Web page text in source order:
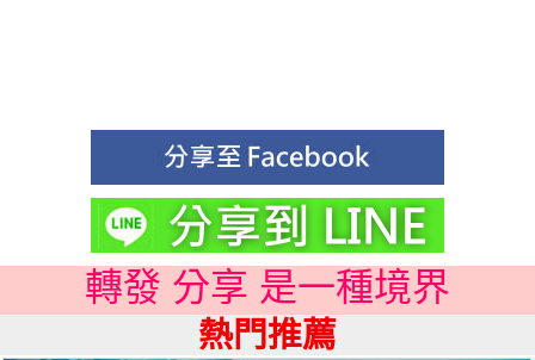
轉發 分享 是一種境界
熱門推薦